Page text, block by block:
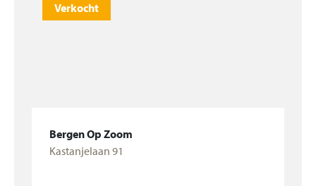
Verkocht
Bergen Op Zoom
Kastanjelaan 91